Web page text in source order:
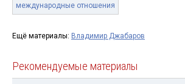
международные отношения
Ещё материалы: Владимир Джабаров
Рекомендуемые материалы